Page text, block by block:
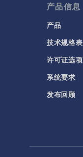
产品信息
产品
技术规格表
许可证选项
系统要求
发布回顾